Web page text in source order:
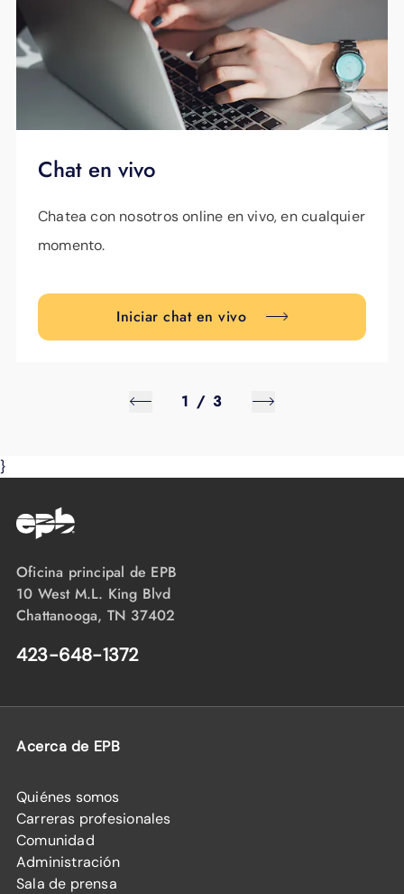
Chat en vivo
Chatea con nosotros online en vivo, en cualquier
momento.
Iniciar chat en vivo
1 / 3
}
Oficina principal de EPB
10 West M.L. King Blvd
Chattanooga, TN 37402
423-648-1372
Acerca de EPB
Quiénes somos
Carreras profesionales
Comunidad
Administración
Sala de prensa